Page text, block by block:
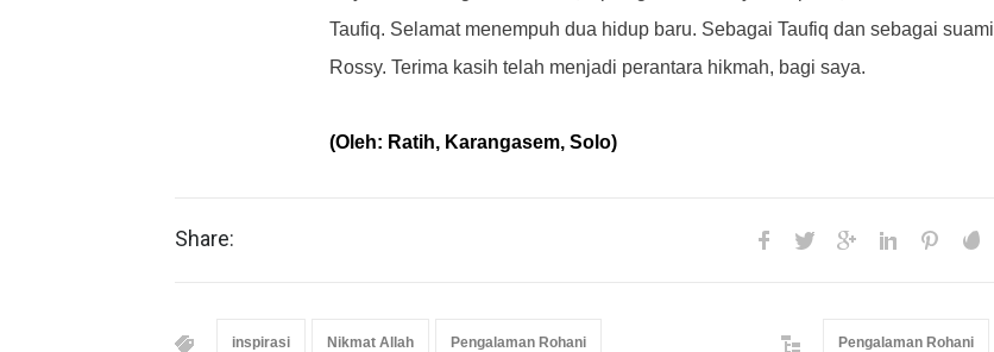
Taufiq. Selamat menempuh dua hidup baru. Sebagai Taufiq dan sebagai suami
Rossy. Terima kasih telah menjadi perantara hikmah, bagi saya.
(Oleh: Ratih, Karangasem, Solo)
Share:
inspirasi Nikmat Allah Pengalaman Rohani Pengalaman Rohani